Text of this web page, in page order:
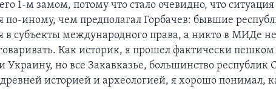
1-м замом, потому что стало очевидно, что ситуация
по-иному, чем предполагал Горбачев: бывшие
в субъекты международного права, а никто в МИДе
Как историк, я прошел фактически пешком
но все Закавказье, большинство республик
историей и археологией, я хорошо понимал,